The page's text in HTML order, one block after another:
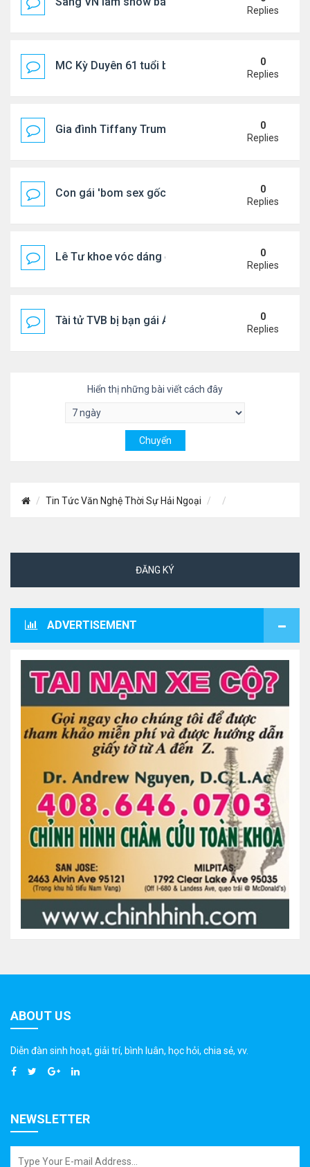
Replies
MC Kỳ Duyên 61 tuổi bị soi nhan sắc khi 0
Replies
Gia đình Tiffany Trump đi nghỉ ở Spain
0
Replies
Con gái 'bom sex gốc Việt' đón tuổi 18
0
Replies
Lê Tư khoe vóc dáng ở châu Âu
0
Replies
Tài tử TVB bị bạn gái Á hậu phản bội giờ ra sao?
0
Replies
Hiển thị những bài viết cách đây
Tin Tức Văn Nghệ Thời Sự Hải Ngoại
ĐĂNG KÝ
ADVERTISEMENT
ABOUT US
Diễn đàn sinh hoạt, giải trí, bình luân, học hỏi, chia sẻ, vv.
NEWSLETTER